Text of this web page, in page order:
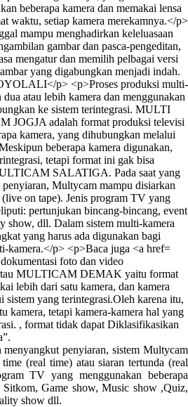
foto dan video
MULTICAM DEMAK yaitu format
lebih dari satu kamera, dan kamera
sistem yang terintegrasi.Oleh karena itu,
kamera, tetapi kamera-kamera hal yang
, format tidak dapat Diklasifikasikan
menyangkut penyiaran, sistem Multycam
(real time) atau siaran tertunda (real
TV yang menggunakan beberapa
Sitkom, Game show, Music show ,Quiz,
show dll.